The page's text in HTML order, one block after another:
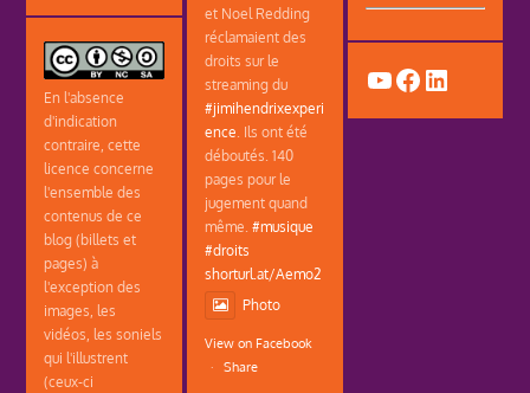
En l'absence
d'indication
contraire, cette
licence concerne
l'ensemble des
contenus de ce
blog (billets et
pages) à
l'exception des
images, les
vidéos, les soniels
qui l'illustrent
(ceux-ci
et Noel Redding
réclamaient des
droits sur le
streaming du
#jimihendrixexperi
ence . Ils ont été
déboutés. 140
pages pour le
jugement quand
même.#musique
#droits
shorturl.at/Aemo2
Photo
View on Facebook
·
Share
YouTube
Facebook
LinkedIn